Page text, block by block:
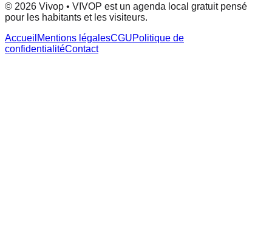
© 2026 Vivop • VIVOP est un agenda local gratuit pensé
pour les habitants et les visiteurs.
Accueil Mentions légalesCGUPolitique de
confidentialitéContact